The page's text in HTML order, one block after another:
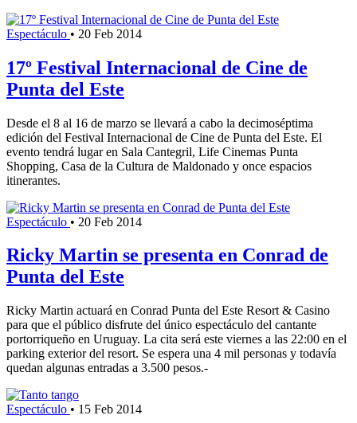
Espectáculo • 20 Feb 2014
17º Festival Internacional de Cine de
Punta del Este
Desde el 8 al 16 de marzo se llevará a cabo la decimoséptima
edición del Festival Internacional de Cine de Punta del Este. El
evento tendrá lugar en Sala Cantegril, Life Cinemas Punta
Shopping, Casa de la Cultura de Maldonado y once espacios
itinerantes.
Espectáculo • 20 Feb 2014
Ricky Martin se presenta en Conrad de
Punta del Este
Ricky Martin actuará en Conrad Punta del Este Resort & Casino
para que el público disfrute del único espectáculo del cantante
portorriqueño en Uruguay. La cita será este viernes a las 22:00 en el
parking exterior del resort. Se espera una 4 mil personas y todavía
quedan algunas entradas a 3.500 pesos.-
Espectáculo • 15 Feb 2014